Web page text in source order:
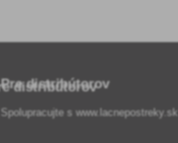
Pre distribútorov
Spolupracujte swww.lacnepostreky.sk